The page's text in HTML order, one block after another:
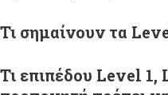
Τι σημαίνουν τα
Τι επιπέδου Level